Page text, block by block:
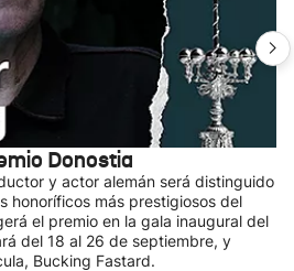
Donostia
y actor alemán será distinguido
honoríficos más prestigiosos del
el premio en la gala inaugural del
del 18 al 26 de septiembre, y
Bucking Fastard.